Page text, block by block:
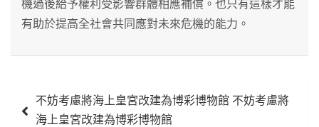
機過後給予權利受影響群體相應補償。也只有這樣才能
有助於提高全社會共同應對未來危機的能力。
章
不妨考慮將海上皇宮改建為博彩博物館 不妨考慮將
海上皇宮改建為博彩博物館